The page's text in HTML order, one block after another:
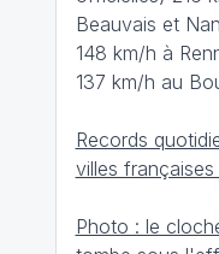
Beauvais et
148 km/h à
137 km/h au
Records
villes françaises
Photo : le